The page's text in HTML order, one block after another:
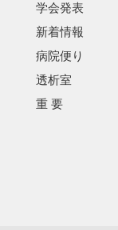
学会発表
新着情報
病院便り
透析室
重 要